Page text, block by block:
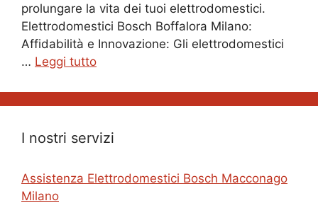
prolungare la vita dei tuoi elettrodomestici.
Elettrodomestici Bosch Boffalora Milano:
Affidabilità e Innovazione: Gli elettrodomestici
… Leggi tutto
I nostri servizi
Assistenza Elettrodomestici Bosch Macconago
Milano